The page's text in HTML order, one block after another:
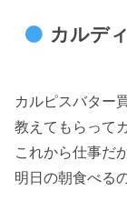
カルデ
カルピスバター
教えてもらって
これから仕事だ
明日の朝食べる